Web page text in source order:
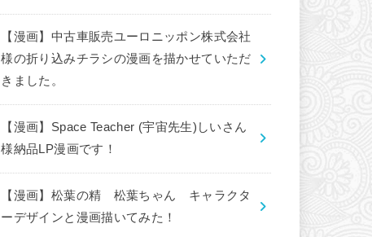
【漫画】中古車販売ユーロニッポン株式会社
様の折り込みチラシの漫画を描かせていただ
きました。
【漫画】Space Teacher (宇宙先生)しいさん
様納品LP漫画です！
【漫画】松葉の精 松葉ちゃん キャラクタ
ーデザインと漫画描いてみた！